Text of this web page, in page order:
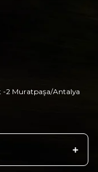
-2 Muratpaşa/Antalya